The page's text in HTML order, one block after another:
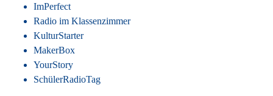
ImPerfect
Radio im Klassenzimmer
KulturStarter
MakerBox
YourStory
SchülerRadioTag